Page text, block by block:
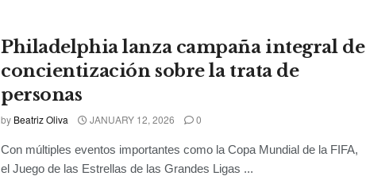
Philadelphia lanza campaña integral de
concientización sobre la trata de
personas
by Beatriz Oliva JANUARY 12, 2026 0
Con múltiples eventos importantes como la Copa Mundial de la FIFA,
el Juego de las Estrellas de las Grandes Ligas ...